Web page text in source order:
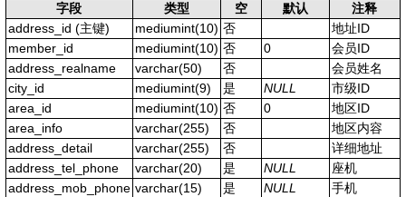
字段 类型 空 默认
注释
address_id (主键) mediumint(10) 否
地址ID
member_id
mediumint(10) 否 0
会员ID
address_realname
varchar(50) 否
会员姓名
city_id
mediumint(9) 是 NULL
市级ID
area_id
mediumint(10) 否 0
地区ID
area_info
varchar(255) 否
地区内容
address_detail
varchar(255) 否
详细地址
address_tel_phone
varchar(20) 是 NULL
座机
address_mob_phone varchar(15) 是 NULL
手机